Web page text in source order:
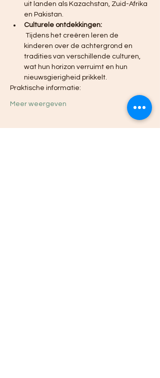
uit landen als Kazachstan, Zuid-Afrika
en Pakistan.
Culturele ontdekkingen:
kinderen over de achtergrond en
tradities van verschillende culturen,
wat hun horizon verruimt en hun
nieuwsgierigheid prikkelt.
Praktische informatie:
Meer weergeven